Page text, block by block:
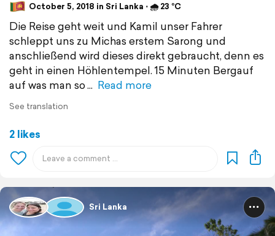
October 5, 2018 in Sri Lanka ⋅ 🌧 23 °C
Die Reise geht weit und Kamil unser Fahrer
schleppt uns zu Michas erstem Sarong und
anschließend wird dieses direkt gebraucht, denn es
geht in einen Höhlentempel. 15 Minuten Bergauf
auf was man so
Read more
See translation
2 likes
Sri Lanka